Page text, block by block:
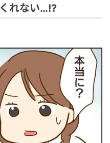
れない…!?